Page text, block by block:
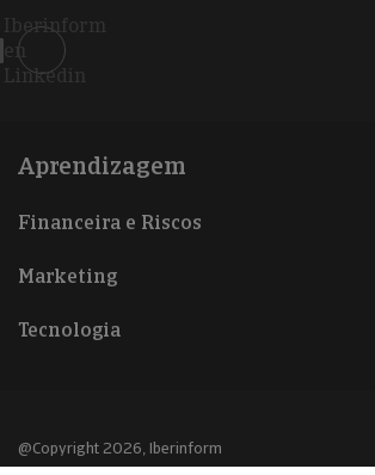
Iberinform
en
Linkedin
Aprendizagem
Financeira e Riscos
Marketing
Tecnologia
@Copyright 2026, Iberinform